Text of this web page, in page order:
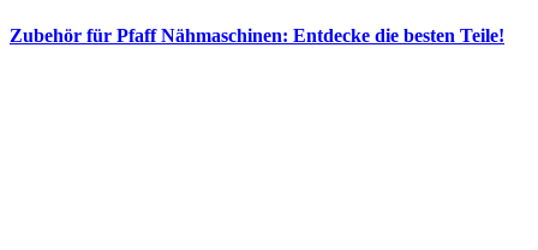
Zubehör für Pfaff Nähmaschinen: Entdecke die besten Teile!